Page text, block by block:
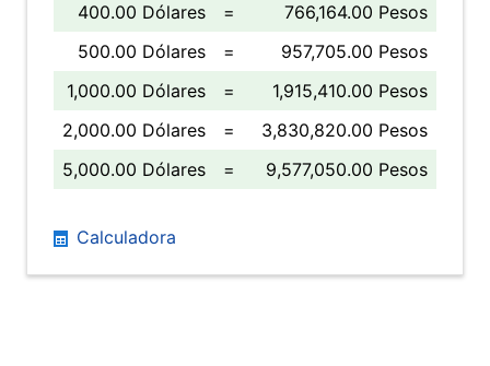
400.00 Dólares
=
766,164.00 Pesos
500.00 Dólares
=
957,705.00 Pesos
1,000.00 Dólares
=
1,915,410.00 Pesos
2,000.00 Dólares
=
3,830,820.00 Pesos
5,000.00 Dólares
= 9,577,050.00 Pesos
Calculadora